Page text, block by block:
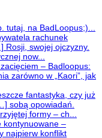
tutaj, na BadLoopus;)...
rachunek
swojej ojczyzny.
now...
– Badloopus:
zarówno w „Kaori”, jak
fantastyka, czy już
sobą opowiadań.
formy – ch...
kontynuowane –
najpierw konflikt